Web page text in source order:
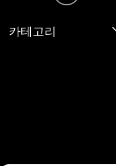
카테고리